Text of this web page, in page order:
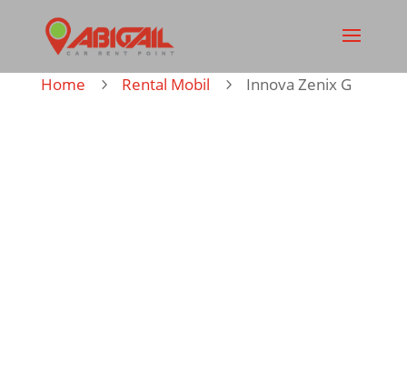
Home 5 Rental Mobil 5 Innova Zenix G